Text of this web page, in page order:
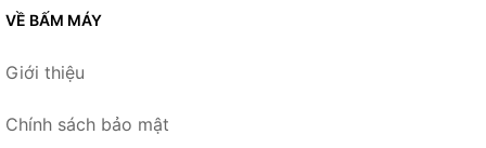
VỀ BẤM MÁY
Giới thiệu
Chính sách bảo mật